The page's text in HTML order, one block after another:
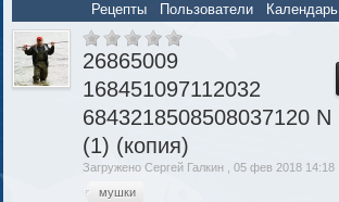
Рецепты
Пользователи Календарь
26865009
168451097112032
6843218508508037120 N
(1) (копия)
Загружено Сергей Галкин , 05 фев 2018 14:18
мушки